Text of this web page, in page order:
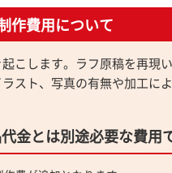
作費用について
こします。ラフ原稿を再現い
スト、写真の有無や加工に
金とは別途必要な費用